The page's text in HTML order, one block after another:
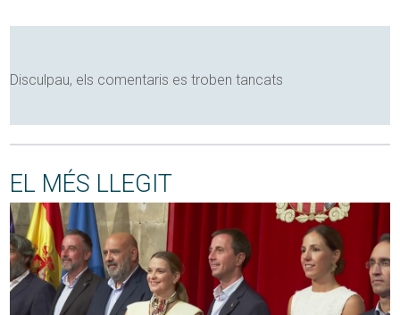
Disculpau, els comentaris es troben tancats
EL MÉS LLEGIT